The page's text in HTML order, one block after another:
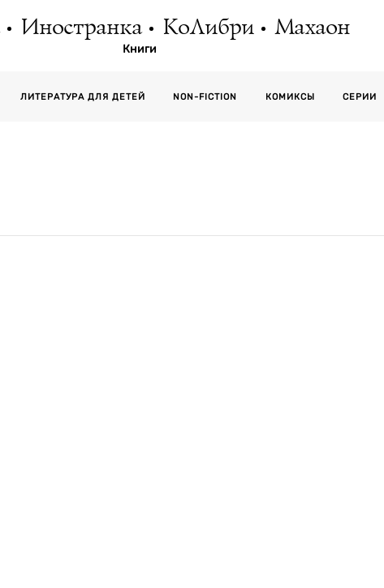
Иностранка КоЛибри Махаон
Книги
ЛИТЕРАТУРА ДЛЯ ДЕТЕЙ NON-FICTION КОМИКСЫ СЕРИИ